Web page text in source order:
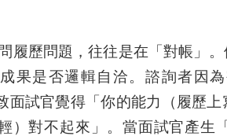
履歷問題，往往是在「對帳」
果是否邏輯自洽。諮詢者因
面試官覺得 「你的能力（履歷
）對不起來」。當面試官產生